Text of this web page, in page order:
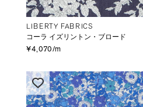
LIBERTY FABRICS
コーラ イズリントン・ブロード
¥4,070/m